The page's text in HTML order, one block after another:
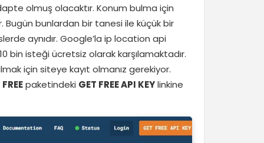
olmuş olacaktır. Konum bulma için
Bugün bunlardan bir tanesi ile küçük bir
aynıdır. Google’la ip location api
bin isteği ücretsiz olarak karşılamaktadır.
için siteye kayıt olmanız gerekiyor.
FREEpaketindeki GET FREE API KEYlinkine